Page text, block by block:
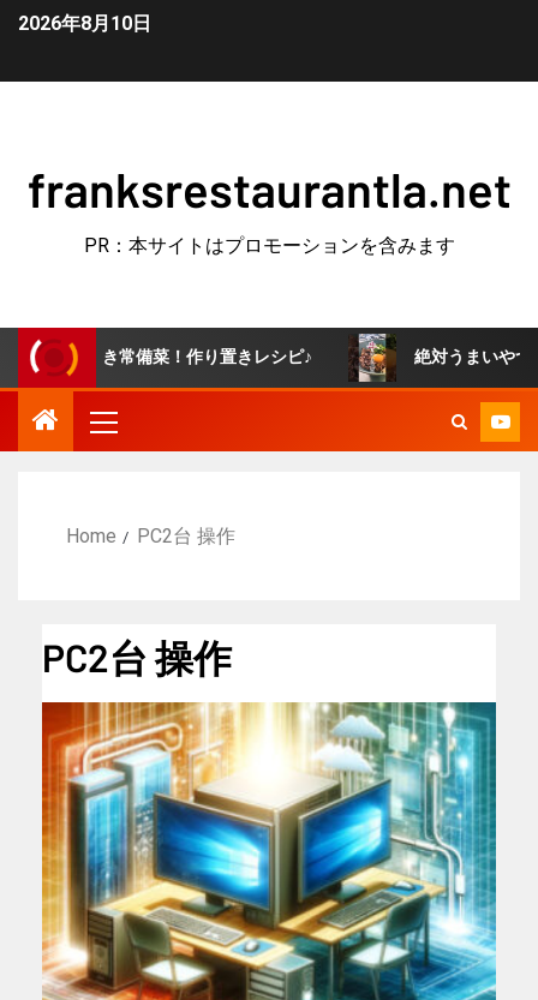
2026年8月10日
franksrestaurantla.net
PR：本サイトはプロモーションを含みます
つき常備菜！作り置きレシピ♪ 絶対うまいやつ！牛す
Home PC2台 操作
PC2台 操作